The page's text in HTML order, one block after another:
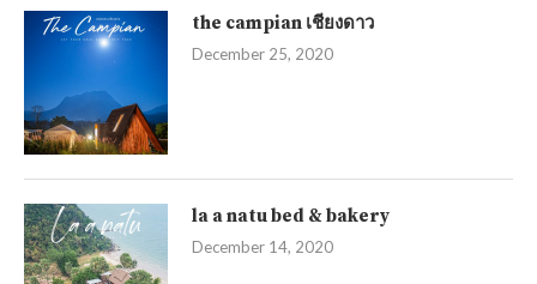
the campian เชียงดาว
December 25, 2020
la a natu bed & bakery
December 14, 2020